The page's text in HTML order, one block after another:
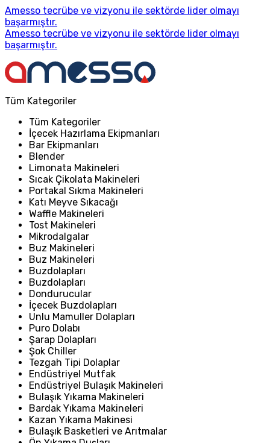
Amesso tecrübe ve vizyonu ile sektörde lider olmayı
başarmıştır.
Amesso tecrübe ve vizyonu ile sektörde lider olmayı
başarmıştır.
Tüm Kategoriler
Tüm Kategoriler
İçecek Hazırlama Ekipmanları
Bar Ekipmanları
Blender
Limonata Makineleri
Sıcak Çikolata Makineleri
Portakal Sıkma Makineleri
Katı Meyve Sıkacağı
Waffle Makineleri
Tost Makineleri
Mikrodalgalar
Buz Makineleri
Buz Makineleri
Buzdolapları
Buzdolapları
Dondurucular
İçecek Buzdolapları
Unlu Mamuller Dolapları
Puro Dolabı
Şarap Dolapları
Şok Chiller
Tezgah Tipi Dolaplar
Endüstriyel Mutfak
Endüstriyel Bulaşık Makineleri
Bulaşık Yıkama Makineleri
Bardak Yıkama Makineleri
Kazan Yıkama Makinesi
Bulaşık Basketleri ve Arıtmalar